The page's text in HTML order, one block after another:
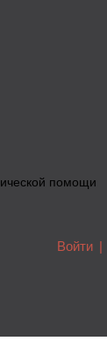
помощи
Войти